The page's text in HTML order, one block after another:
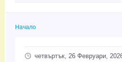
Начало
четвъртък, 26 Февруари,